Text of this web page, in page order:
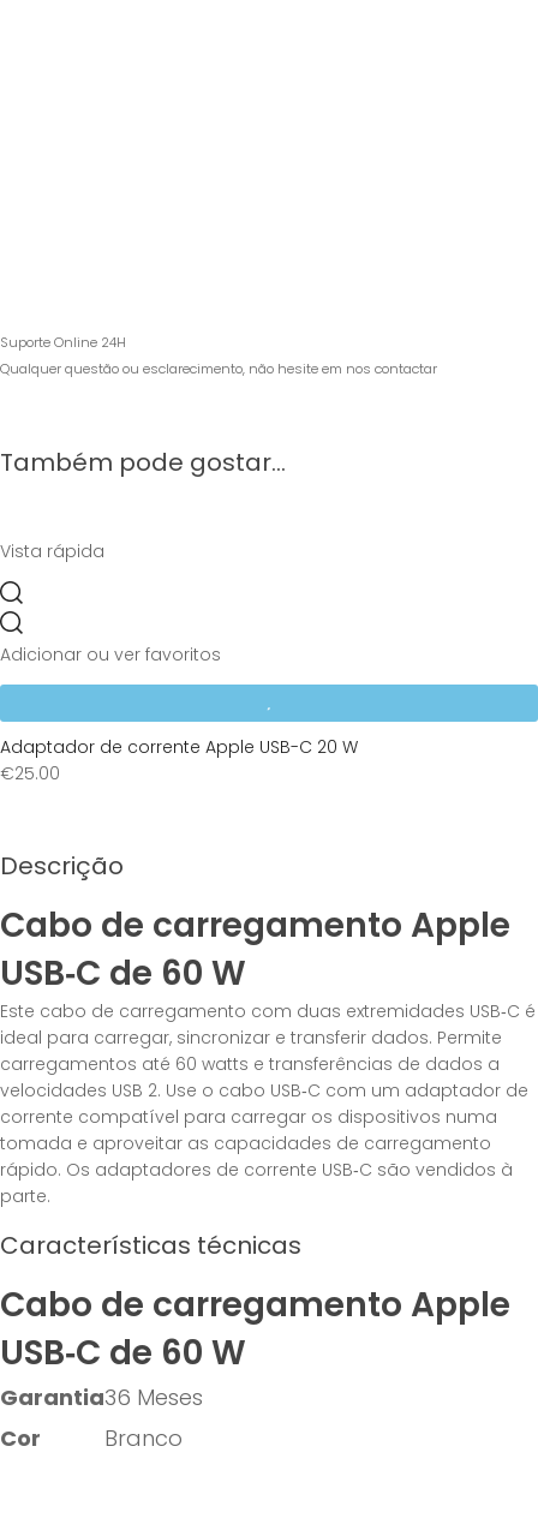
Suporte Online 24H
Qualquer questão ou esclarecimento, não hesite em nos contactar
Também pode gostar…
Vista rápida
Adicionar ou ver favoritos
Adaptador de corrente Apple USB-C 20 W
€25.00
Descrição
Cabo de carregamento Apple
USB‑C de 60 W
Este cabo de carregamento com duas extremidades USB‑C é
ideal para carregar, sincronizar e transferir dados. Permite
carregamentos até 60 watts e transferências de dados a
velocidades USB 2. Use o cabo USB‑C com um adaptador de
corrente compatível para carregar os dispositivos numa
tomada e aproveitar as capacidades de carregamento
rápido. Os adaptadores de corrente USB‑C são vendidos à
parte.
Características técnicas
Cabo de carregamento Apple
USB‑C de 60 W
Garantia36 Meses
Cor
Branco